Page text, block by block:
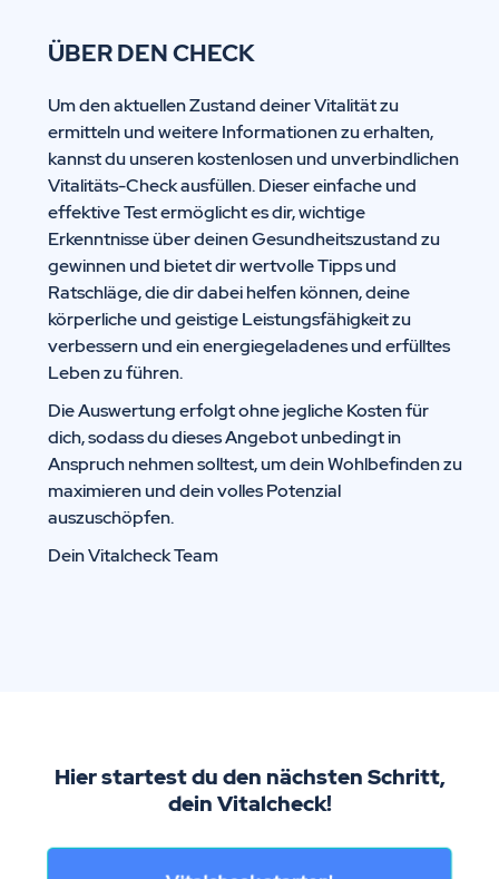
ÜBER DEN CHECK
Um den aktuellen Zustand deiner Vitalität zu
ermitteln und weitere Informationen zu erhalten,
kannst du unseren kostenlosen und unverbindlichen
Vitalitäts-Check ausfüllen. Dieser einfache und
effektive Test ermöglicht es dir, wichtige
Erkenntnisse über deinen Gesundheitszustand zu
gewinnen und bietet dir wertvolle Tipps und
Ratschläge, die dir dabei helfen können, deine
körperliche und geistige Leistungsfähigkeit zu
verbessern und ein energiegeladenes und erfülltes
Leben zu führen.
Die Auswertung erfolgt ohne jegliche Kosten für
dich, sodass du dieses Angebot unbedingt in
Anspruch nehmen solltest, um dein Wohlbefinden zu
maximieren und dein volles Potenzial
auszuschöpfen.
Dein Vitalcheck Team
Hier startest du den nächsten Schritt,
dein Vitalcheck!